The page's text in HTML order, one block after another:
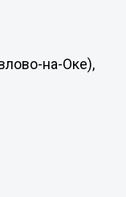
на-Оке),